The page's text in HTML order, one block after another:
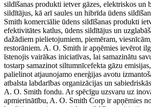
sildīšanas produkti ietver gāzes, elektriskos un
sildītājus, kā arī saules un hibrīda ūdens
Smith komerciālie ūdens sildīšanas produkti
efektivitātes katlus, ūdens sildītājus un
dažādiem pielietojumiem, piemēram,
restorāniem. A. O. Smith ir apņēmies ievērot
īstenojis vairākas iniciatīvas, lai samazinātu
tostarp samazinot siltumnīcefekta gāzu
palielinot atjaunojamo enerģijas avotu
atbalsta labdarības organizācijas un
A. O. Smith fondu. Ar spēcīgu uzsvaru uz
apmierinātību, A. O. Smith Corp ir apņēmies